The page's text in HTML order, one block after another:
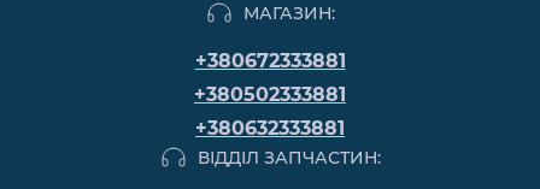
МАГАЗИН:
+380672333881
+380502333881
+380632333881
ВІДДІЛ ЗАПЧАСТИН: